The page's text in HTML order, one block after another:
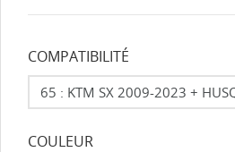
COMPATIBILITÉ
COULEUR